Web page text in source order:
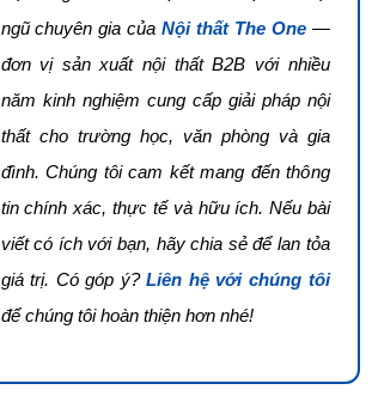
ngũ chuyên gia của Nội thất The One—
đơn vị sản xuất nội thất B2B với nhiều
năm kinh nghiệm cung cấp giải pháp nội
thất cho trường học, văn phòng và gia
đình. Chúng tôi cam kết mang đến thông
tin chính xác, thực tế và hữu ích. Nếu bài
viết có ích với bạn, hãy chia sẻ để lan tỏa
giá trị. Có góp ý?Liên hệ với chúng tôi
để chúng tôi hoàn thiện hơn nhé!